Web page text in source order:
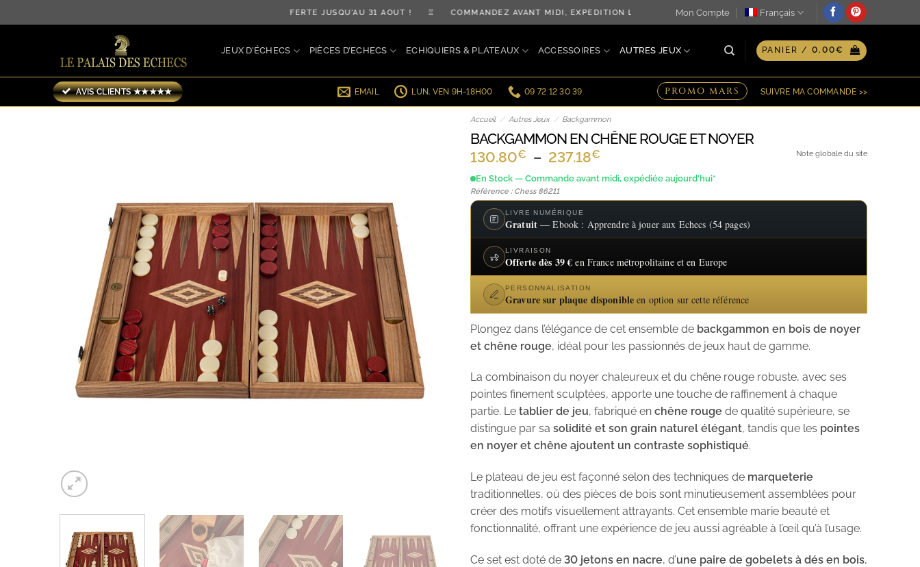
au
LIVRAISON OFFERTE JUSQU'AU 31 AOÛT ! ♖ COMMANDEZ AVANT MIDI, EXPÉDITION LE JOUR MÊME ♖ OPTION GRAVURE PERSONNALISÉE
Mon Compte Français
JEUX D’ÉCHECS PIÈCES D’ECHECS ECHIQUIERS & PLATEAUX ACCESSOIRES AUTRES JEUX PANIER / 0.00€
AVIS CLIENTS ★★★★★ EMAIL LUN. VEN 9H-18H00 09 72 12 30 39 PROMO MARS SUIVRE MA COMMANDE >>
Accueil / Autres Jeux / Backgammon
BACKGAMMON EN CHÊNE ROUGE ET NOYER
130.80€ – 237.18€
de
à
En Stock — Commande avant midi, expédiée aujourd'hui*
Référence : Chess 86211
Note globale du site
LIVRE NUMÉRIQUE
Gratuit— Ebook : Apprendre à jouer aux Echecs (54 pages)
LIVRAISON
Offerte dès 39 € en France métropolitaine et en Europe
PERSONNALISATION
Gravure sur plaque disponible en option sur cette référence
Plongez dans l’élégance de cet ensemble de backgammon en bois de noyer
et chêne rouge, idéal pour les passionnés de jeux haut de gamme.
La combinaison du noyer chaleureux et du chêne rouge robuste, avec ses
pointes finement sculptées, apporte une touche de raffinement à chaque
partie. Le tablier de jeu, fabriqué en chêne rouge de qualité supérieure, se
distingue par sa solidité et son grain naturel élégant, tandis que les pointes
en noyer et chêne ajoutent un contraste sophistiqué.
Le plateau de jeu est façonné selon des techniques de marqueterie
traditionnelles, où des pièces de bois sont minutieusement assemblées pour
créer des motifs visuellement attrayants. Cet ensemble marie beauté et
fonctionnalité, offrant une expérience de jeu aussi agréable à l’œil qu’à l’usage.
Ce set est doté de 30 jetons en nacre, d’une paire de gobelets à dés en bois,